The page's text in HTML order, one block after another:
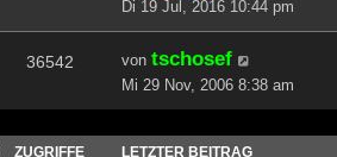
Di 19 Jul, 2016 10:44 pm
36542 von tschosef
Mi 29 Nov, 2006 8:38 am
ZUGRIFFE LETZTER BEITRAG